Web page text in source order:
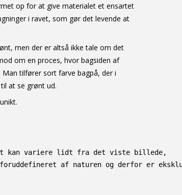
op for at give materialet et ensartet
i ravet, som gør det levende at
men der er altså ikke tale om det
om en proces, hvor bagsiden af
tilfører sort farve bagpå, der i
at se grønt ud.
kan variere lidt fra det viste billede,
af naturen og derfor er